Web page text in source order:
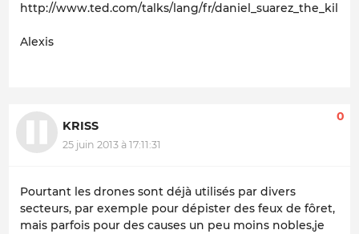
http://www.ted.com/talks/lang/fr/
Alexis
KRISS
25 juin 2013 à 17:11:31
0
Pourtant les drones sont déjà utilisés par divers
secteurs, par exemple pour dépister des feux de fôret,
mais parfois pour des causes un peu moins nobles,je